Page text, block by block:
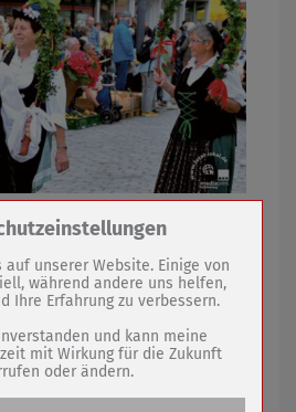
im Internet einsehbar
mehr
Seite notwendige Cookies /
Session Cookie
dieser Website (Wenko-
GmbH & Co. KG)
Kontaktformular / SPAM
auf unserer Website. Einige von
während andere uns helfen,
Ihre Erfahrung zu verbessern.
und kann meine
mit Wirkung für die Zukunft
oder ändern.